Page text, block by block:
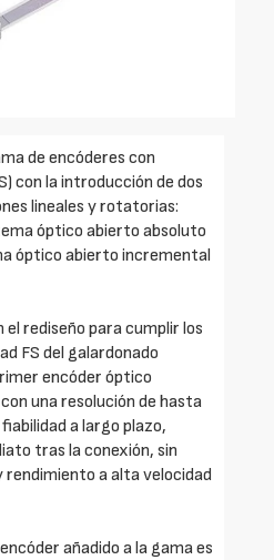
de encóderes con
con la introducción de dos
lineales y rotatorias:
óptico abierto absoluto
óptico abierto incremental
el rediseño para cumplir los
FS del galardonado
encóder óptico
una resolución de hasta
a largo plazo,
tras la conexión, sin
a alta velocidad
añadido a la gama es